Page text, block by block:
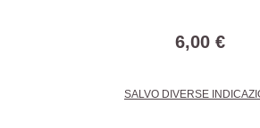
6,00 €
SALVO DIVERSE